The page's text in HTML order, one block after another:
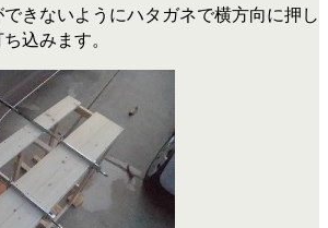
きないようにハタガネで横方向に押し
込みます。